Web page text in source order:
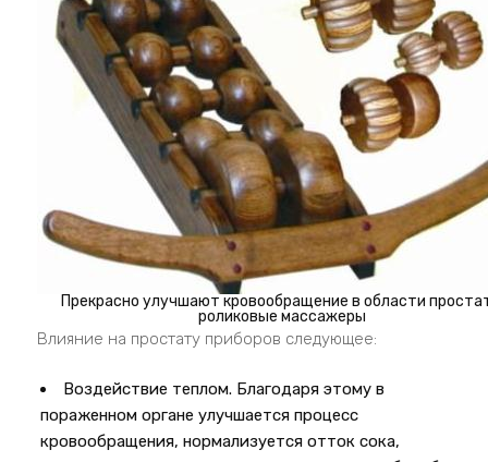
Прекрасно улучшают кровообращение в области
роликовые массажеры
Влияние на простату приборов следующее:
Воздействие теплом. Благодаря этому в
пораженном органе улучшается процесс
кровообращения, нормализуется отток сока,